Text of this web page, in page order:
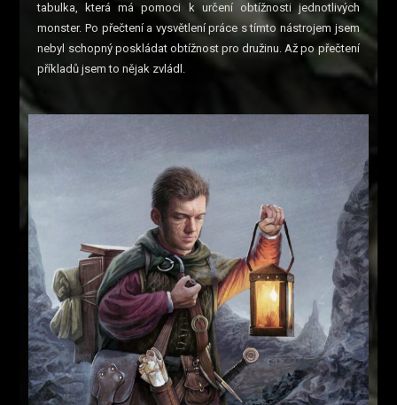
tabulka, která má pomoci k určení obtížnosti jednotlivých
monster. Po přečtení a vysvětlení práce s tímto nástrojem jsem
nebyl schopný poskládat obtížnost pro družinu. Až po přečtení
příkladů jsem to nějak zvládl.